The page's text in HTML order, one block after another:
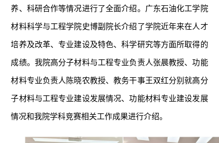
养、科研合作等情况进行了全面介绍。广东石油化工学院
材料科学与工程学院史博副院长介绍了学院近年来在人才
培养及改革、专业建设及特色、科学研究等方面所取得的
成绩。我院高分子材料与工程专业负责人张晨教授、功能
材料专业负责人陈晓农教授、教务干事王双红分别就高分
子材料与工程专业建设发展情况、功能材料专业建设发展
情况和我院学科竞赛相关工作成果进行介绍。